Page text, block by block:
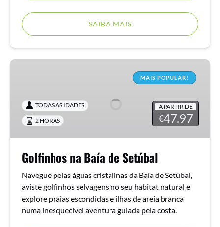
SAIBA MAIS
Golfinhos
Setúbal
MAIS POPULAR!
A PARTIR DE
€47.97
TODAS AS IDADES
2 HORAS
Golfinhos na Baía de Setúbal
Navegue pelas águas cristalinas da Baía de Setúbal,
aviste golfinhos selvagens no seu habitat natural e
explore praias escondidas e ilhas de areia branca
numa inesquecível aventura guiada pela costa.